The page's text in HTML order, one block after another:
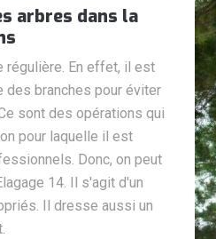
arbres dans la
régulière. En effet, il est
des branches pour éviter
sont des opérations qui
pour laquelle il est
Donc, on peut
14. Il s'agit d'un
Il dresse aussi un